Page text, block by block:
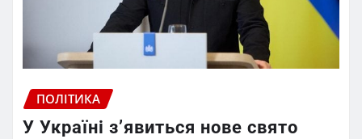
ПОЛІТИКА
У Україні з’явиться нове свято